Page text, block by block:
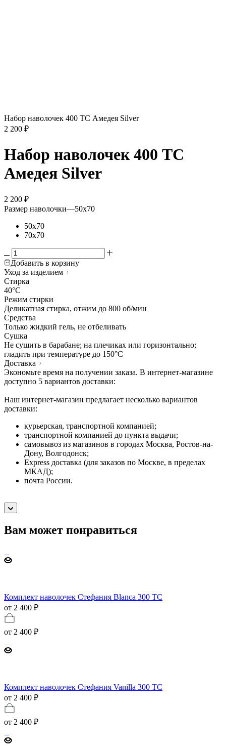
Набор наволочек 400 ТС Амедея Silver
2 200 ₽
Набор наволочек 400 ТС
Амедея Silver
2 200 ₽
Размер наволочки—50х70
50х70
70х70
Добавить в корзину
Уход за изделием
Стирка
40°C
Режим стирки
Деликатная стирка, отжим до 800 об/мин
Средства
Только жидкий гель, не отбеливать
Сушка
Не сушить в барабане; на плечиках или горизонтально;
гладить при температуре до 150°C
Доставка
Экономьте время на получении заказа. В интернет-магазине
доступно 5 вариантов доставки:
Наш интернет-магазин предлагает несколько вариантов
доставки:
курьерская, транспортной компанией;
транспортной компанией до пункта выдачи;
самовывоз из магазинов в городах Москва, Ростов-на-
Дону, Волгодонск;
Express доставка (для заказов по Москве, в пределах
МКАД);
почта России.
Вам может понравиться
Комплект наволочек Стефания Blanca 300 TC
от 2 400 ₽
от 2 400 ₽
Комплект наволочек Стефания Vanilla 300 ТС
от 2 400 ₽
от 2 400 ₽